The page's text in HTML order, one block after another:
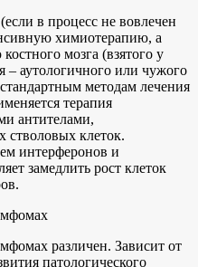
в процесс не вовлечен
химиотерапию, а
мозга (взятого у
– аутологичного или чужого
методам лечения
терапия
антителами,
стволовых клеток.
интерферонов и
замедлить рост клеток
различен. Зависит от
патологического